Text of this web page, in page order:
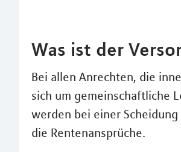
Was ist der
Bei allen Anrechten, die
sich um gemeinschaftliche
werden bei einer
die Rentenansprüche.